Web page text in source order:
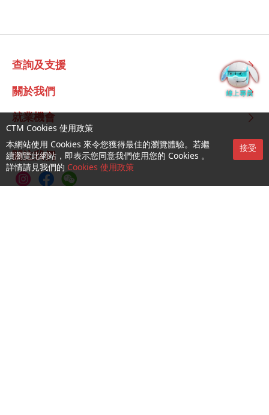
查詢及支援
關於我們
就業機會
關注我們
CTM Cookies 使用政策
本網站使用 Cookies 來令您獲得最佳的瀏覽體驗。若繼
續瀏覽此網站，即表示您同意我們使用您的 Cookies 。
詳情請見我們的 Cookies 使用政策
接受